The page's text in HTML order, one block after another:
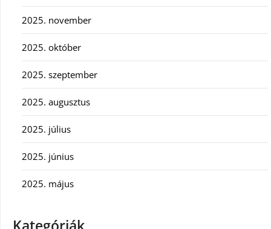
2025. november
2025. október
2025. szeptember
2025. augusztus
2025. július
2025. június
2025. május